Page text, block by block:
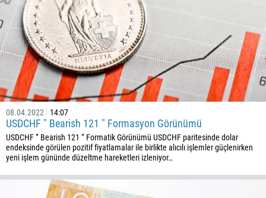
08.04.2022 14:07
USDCHF " Bearish 121 " Formasyon Görünümü
USDCHF ‘’ Bearish 121 ‘’ Formatik Görünümü USDCHF paritesinde dolar
endeksinde görülen pozitif fiyatlamalar ile birlikte alıcılı işlemler güçlenirken
yeni işlem gününde düzeltme hareketleri izleniyor…
56
86
61
61
57
269
242
243
682
225